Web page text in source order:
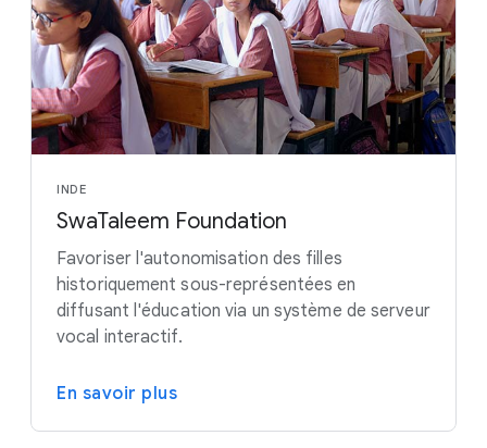
INDE
SwaTaleem Foundation
Favoriser l'autonomisation des filles
historiquement sous-représentées en
diffusant l'éducation via un système de serveur
vocal interactif.
En savoir plus